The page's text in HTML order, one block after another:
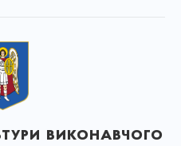
виконавчого